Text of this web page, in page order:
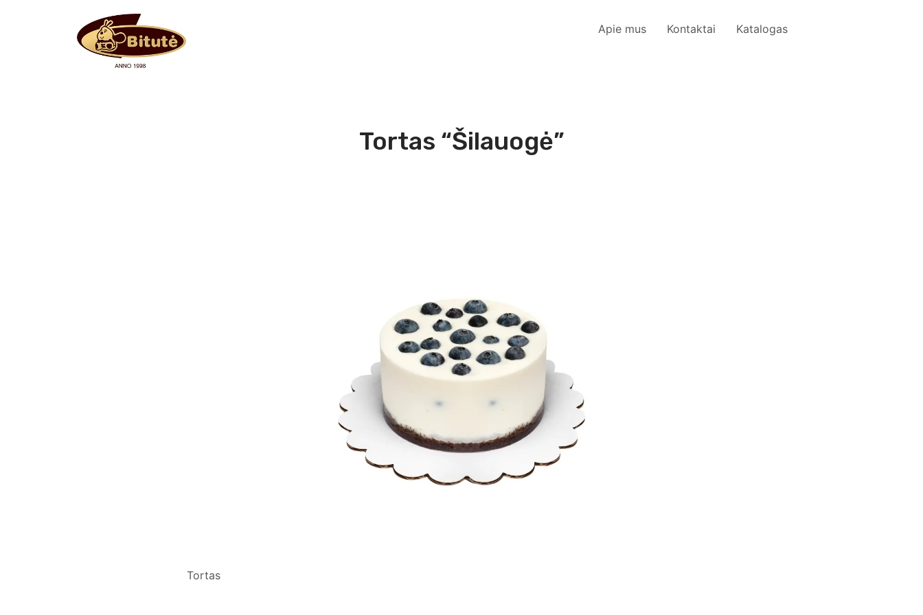
Apie mus Kontaktai Katalogas
Tortas “Šilauogė”
Tortas